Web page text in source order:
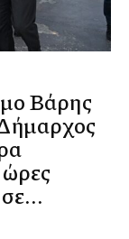
Βάρης